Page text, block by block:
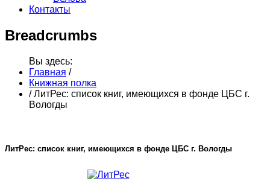
Контакты
Breadcrumbs
Вы здесь:
Главная /
Книжная полка
/ ЛитРес: список книг, имеющихся в фонде ЦБС г.
Вологды
ЛитРес: список книг, имеющихся в фонде ЦБС г. Вологды